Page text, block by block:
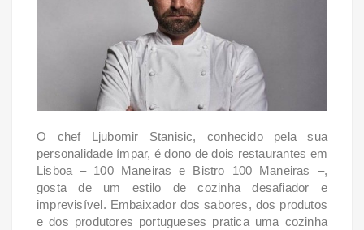
O chef Ljubomir Stanisic, conhecido pela sua
personalidade ímpar, é dono de dois restaurantes em
Lisboa – 100 Maneiras e Bistro 100 Maneiras –,
gosta de um estilo de cozinha desafiador e
imprevisível. Embaixador dos sabores, dos produtos
e dos produtores portugueses pratica uma cozinha